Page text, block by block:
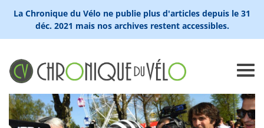
La Chronique du Vélo ne publie plus d'articles depuis le 31
déc. 2021 mais nos archives restent accessibles.